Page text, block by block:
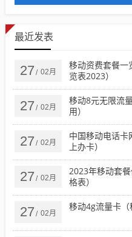
最近发表
27 / 02月
移动资费套餐一
览表2023）
27 / 02月
移动8元无限流
用）
27 / 02月
中国移动电话卡
上办卡）
27 / 02月
2023年移动套
格表）
27 / 02月
移动4g流量卡（